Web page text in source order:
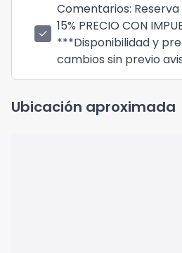
check
Comentarios:
15% PRECIO CON
***Disponibilidad y
cambios sin previo
Ubicación aproximada